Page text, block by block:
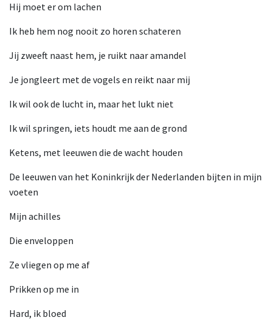
Hij moet er om lachen
Ik heb hem nog nooit zo horen schateren
Jij zweeft naast hem, je ruikt naar amandel
Je jongleert met de vogels en reikt naar mij
Ik wil ook de lucht in, maar het lukt niet
Ik wil springen, iets houdt me aan de grond
Ketens, met leeuwen die de wacht houden
De leeuwen van het Koninkrijk der Nederlanden bijten in mijn
voeten
Mijn achilles
Die enveloppen
Ze vliegen op me af
Prikken op me in
Hard, ik bloed